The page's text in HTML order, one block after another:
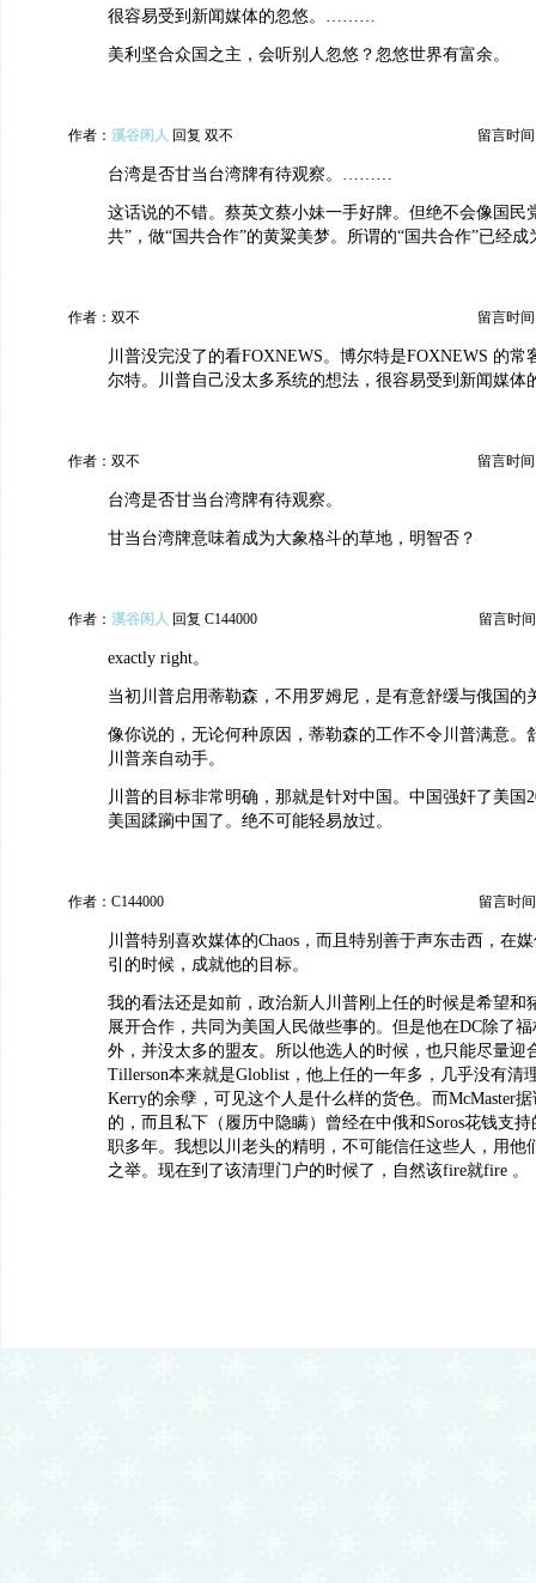
很容易受到新闻媒体的忽悠。………
美利坚合众国之主，会听别人忽悠？忽悠世界有富余。
作者： 溪谷闲人 回复 双不 留言时间
台湾是否甘当台湾牌有待观察。………
这话说的不错。蔡英文蔡小妹一手好牌。但绝不会像国民
共”，做“国共合作”的黄粱美梦。所谓的“国共合作”已经成
作者：双不 留言时间
川普没完没了的看FOXNEWS。博尔特是FOXNEWS 的常
尔特。川普自己没太多系统的想法，很容易受到新闻媒体
作者：双不 留言时间
台湾是否甘当台湾牌有待观察。
甘当台湾牌意味着成为大象格斗的草地，明智否？
作者： 溪谷闲人 回复 C144000 留言时
exactly right。
当初川普启用蒂勒森，不用罗姆尼，是有意舒缓与俄国的
像你说的，无论何种原因，蒂勒森的工作不令川普满意。
川普亲自动手。
川普的目标非常明确，那就是针对中国。中国强奸了美国
美国蹂躏中国了。绝不可能轻易放过。
作者：C144000 留言时
川普特别喜欢媒体的Chaos，而且特别善于声东击西，在
引的时候，成就他的目标。
我的看法还是如前，政治新人川普刚上任的时候是希望和
展开合作，共同为美国人民做些事的。但是他在DC除了
外，并没太多的盟友。所以他选人的时候，也只能尽量迎
Tillerson本来就是Globlist，他上任的一年多，几乎没有清
Kerry的余孽，可见这个人是什么样的货色。而McMaster
的，而且私下（履历中隐瞒）曾经在中俄和Soros花钱支
职多年。我想以川老头的精明，不可能信任这些人，用他
之举。现在到了该清理门户的时候了，自然该fire就fire 。